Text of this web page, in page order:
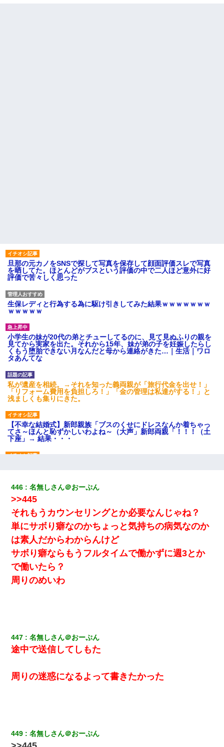
旦那の元カノをSNSで探して写真を保存して顔面評価スレで写真
を晒してた。ほとんどがブスという評価の中で二人ほど意外に好
評価で苦々しく思った
生保レディと行為する為に駆け引きしてみた結果ｗｗｗｗｗｗｗ
ｗｗｗｗｗ
小学生の妹が20代の弟とチューしてるのに、見て見ぬふりの親を
見てから実家を出た。それから15年、妹が弟の子を妊娠したらし
くもう堕胎できない月なんだと母から連絡がきた…｜生活｜ワロ
タあんてな
私が遺産を相続。→それを知った義両親が「旅行代金を出せ！」
「リフォーム費用を負担しろ！」「金の管理は私達がする！」と
浅ましくも集りにきた。
【不幸な結婚式】新郎親族「ブスのくせにドレスなんか着ちゃっ
てさ～ほんと恥ずかしいわよね～（大声」新郎両親「！！！（土
下座」→ 結果・・・
近所のお寺に住み込みで手伝いしてる知的障害のオッサンがい
走り回っていて…
200万を貸したコウトから、追加で400万の申し込み、私「無理。
義弟より娘たちが大事」旦那「娘たちが成人したら別れよう」私
（は？）
【衝撃】職場に入って来た綺麗な新人さんに職場を案内すること
に → 新人「ドンッ！」私「！？」→ 突然、突き飛ばされて左手
ろ！」とキレて・・・
446 名無しさん＠おーぷん
>>445
それもうカウンセリングとか必要なんじゃね？
単にサボり癖なのかちょっと気持ちの病気なのか
は素人だからわからんけど
サボり癖ならもうフルタイムで働かずに週3とか
で働いたら？
周りのめいわ
447 名無しさん＠おーぷん
途中で送信してしもた
周りの迷惑になるよって書きたかった
449 名無しさん＠おーぷん